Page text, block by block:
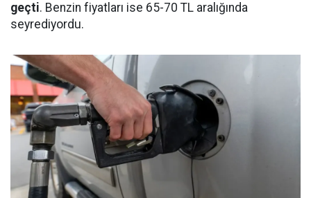
geçti. Benzin fiyatları ise 65-70 TL aralığında
seyrediyordu.